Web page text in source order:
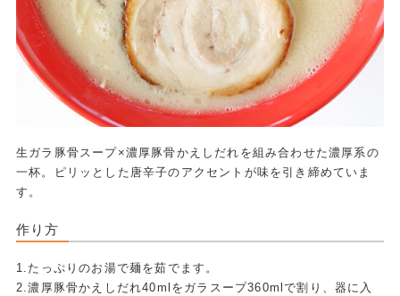
生ガラ豚骨スープ×濃厚豚骨かえしだれを組み合わせた濃厚系の
一杯。ピリッとした唐辛子のアクセントが味を引き締めていま
す。
作り方
1.たっぷりのお湯で麺を茹でます。
2.濃厚豚骨かえしだれ40mlをガラスープ360mlで割り、器に入